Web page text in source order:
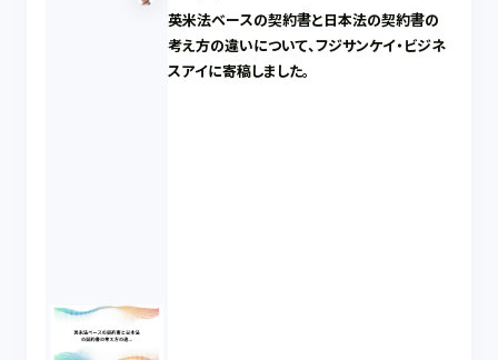
英米法ベースの契約書と日本法の契約書の
考え方の違いについて、フジサンケイ・ビジネ
スアイに寄稿しました。